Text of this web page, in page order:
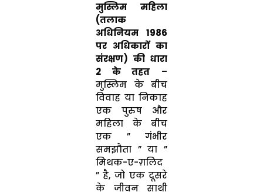
मुस्लिम महिला
(तलाक
अधिनियम 1986
पर अधिकारों का
संरक्षण) की धारा
2 के तहत –
मुस्लिम के बीच
विवाह या निकाह
एक पुरुष और
महिला के बीच
एक ” गंभीर
समझौता ” या ”
मिथक-ए-ग़लिद
” है, जो एक दूसरे
के जीवन साथी